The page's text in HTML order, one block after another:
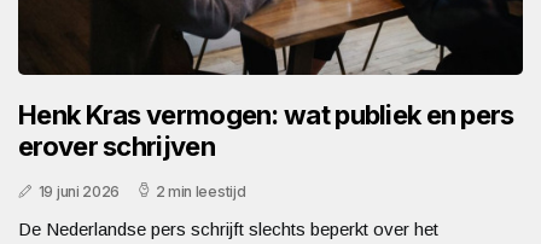
Henk Kras vermogen: wat publiek en pers
erover schrijven
19 juni 2026 2 min leestijd
De Nederlandse pers schrijft slechts beperkt over het